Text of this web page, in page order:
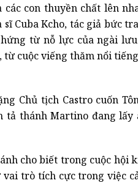
các con thuyền chất lên
sĩ Cuba Kcho, tác giả bức
từ nỗ lực của ngài
cuộc viếng thăm nổi
Chủ tịch Castro cuốn
tả thánh Martino đang lấy
cho biết trong cuộc hội
trò tích cực trong việc